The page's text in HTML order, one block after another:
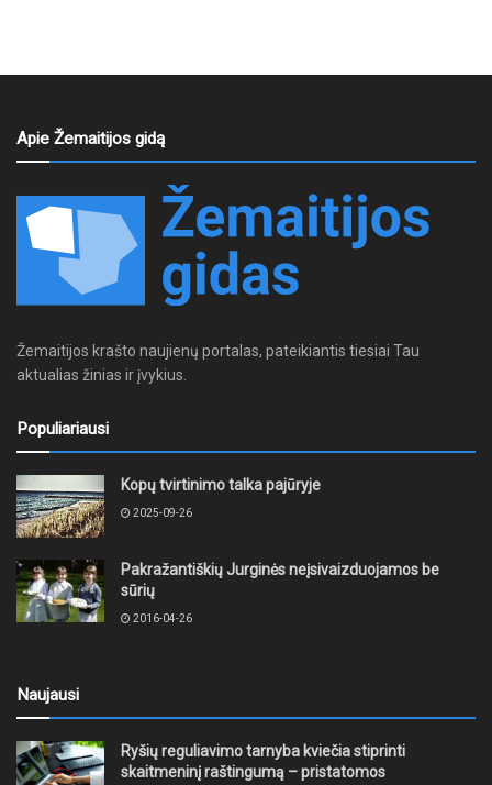
Apie Žemaitijos gidą
Žemaitijos krašto naujienų portalas, pateikiantis tiesiai Tau
aktualias žinias ir įvykius.
Populiariausi
Kopų tvirtinimo talka pajūryje
2025-09-26
Pakražantiškių Jurginės neįsivaizduojamos be
sūrių
2016-04-26
Naujausi
Ryšių reguliavimo tarnyba kviečia stiprinti
skaitmeninį raštingumą – pristatomos